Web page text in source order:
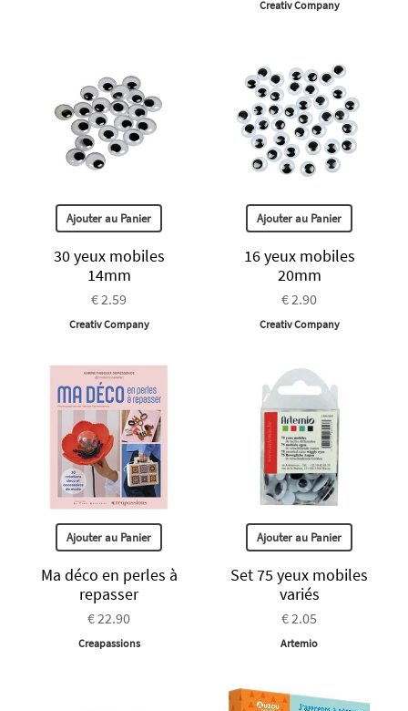
Creativ Company
Ajouter au Panier
30 yeux mobiles
14mm
€ 2.59
Creativ Company
Ajouter au Panier
16 yeux mobiles
20mm
€ 2.90
Creativ Company
Ajouter au Panier
Ma déco en perles à
repasser
€ 22.90
Creapassions
Ajouter au Panier
Set 75 yeux mobiles
variés
€ 2.05
Artemio